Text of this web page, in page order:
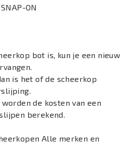
ON
bot is, kun je een nieuw
is het of de scheerkop
de kosten van een
berekend.
Alle merken en